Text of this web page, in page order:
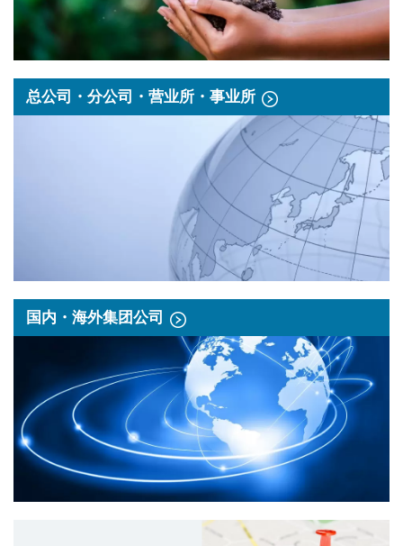
总公司・分公司・营业所・事业所
国内・海外集团公司